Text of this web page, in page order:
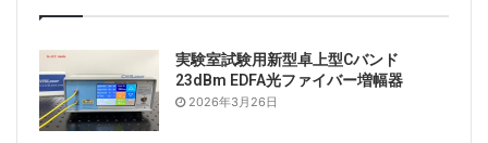
実験室試験用新型卓上型Cバンド
23dBm EDFA光ファイバー増幅器
2026年3月26日